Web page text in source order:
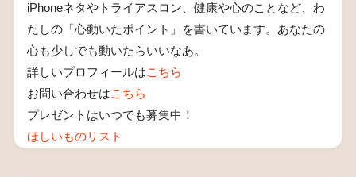
iPhoneネタやトライアスロン、健康や心のことなど、わ
たしの「心動いたポイント」を書いています。あなたの
心も少しでも動いたらいいなあ。
詳しいプロフィールはこちら
お問い合わせはこちら
プレゼントはいつでも募集中！
ほしいものリスト